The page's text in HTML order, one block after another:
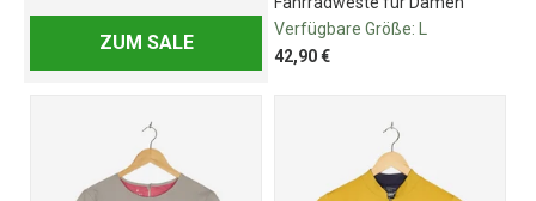
ZUM SALE
Verfügbare Größe:
42,90 €